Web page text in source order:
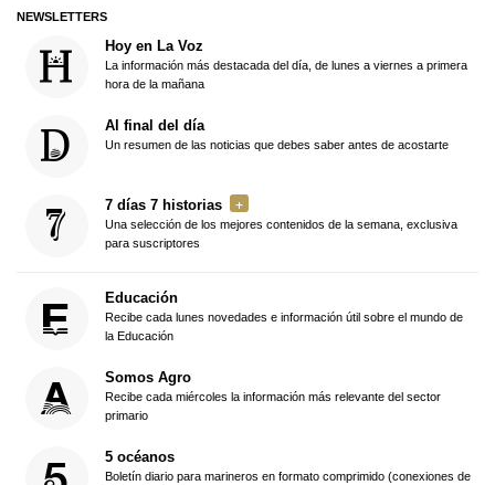
NEWSLETTERS
Hoy en La Voz
La información más destacada del día, de lunes a viernes a primera
hora de la mañana
Al final del día
Un resumen de las noticias que debes saber antes de acostarte
7 días 7 historias
Una selección de los mejores contenidos de la semana, exclusiva
para suscriptores
Educación
Recibe cada lunes novedades e información útil sobre el mundo de
la Educación
Somos Agro
Recibe cada miércoles la información más relevante del sector
primario
5 océanos
Boletín diario para marineros en formato comprimido (conexiones de